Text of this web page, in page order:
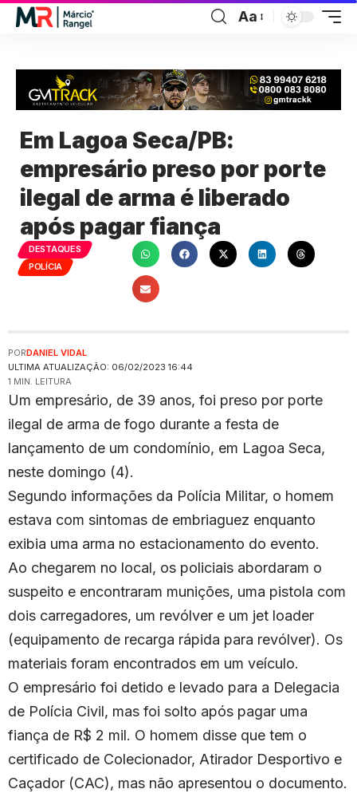
Aa
Em Lagoa Seca/PB:
empresário preso por porte
ilegal de arma é liberado
após pagar fiança
DESTAQUES
POLÍCIA
ULTIMA ATUALIZAÇÃO: 06/02/2023 16:44
PORDANIEL VIDAL
1 MIN. LEITURA
Um empresário, de 39 anos, foi preso por porte
ilegal de arma de fogo durante a festa de
lançamento de um condomínio, em Lagoa Seca,
neste domingo (4).
Segundo informações da Polícia Militar, o homem
estava com sintomas de embriaguez enquanto
exibia uma arma no estacionamento do evento.
Ao chegarem no local, os policiais abordaram o
suspeito e encontraram munições, uma pistola com
dois carregadores, um revólver e um jet loader
(equipamento de recarga rápida para revólver). Os
materiais foram encontrados em um veículo.
O empresário foi detido e levado para a Delegacia
de Polícia Civil, mas foi solto após pagar uma
fiança de R$ 2 mil. O homem disse que tem o
certificado de Colecionador, Atirador Desportivo e
Caçador (CAC), mas não apresentou o documento.